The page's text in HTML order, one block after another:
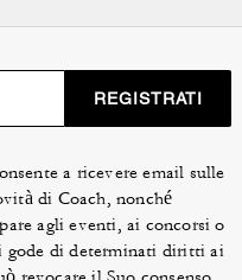
REGISTRATI
a ricevere email sulle
di Coach, nonché
agli eventi, ai concorsi o
gode di determinati diritti ai